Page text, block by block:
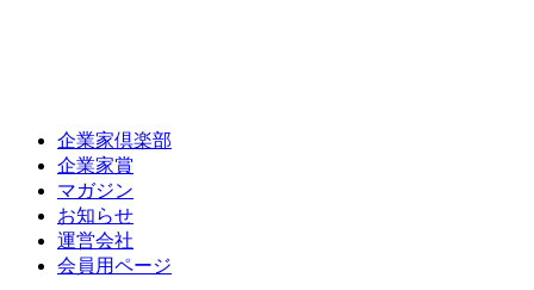
企業家倶楽部
企業家賞
マガジン
お知らせ
運営会社
会員用ページ